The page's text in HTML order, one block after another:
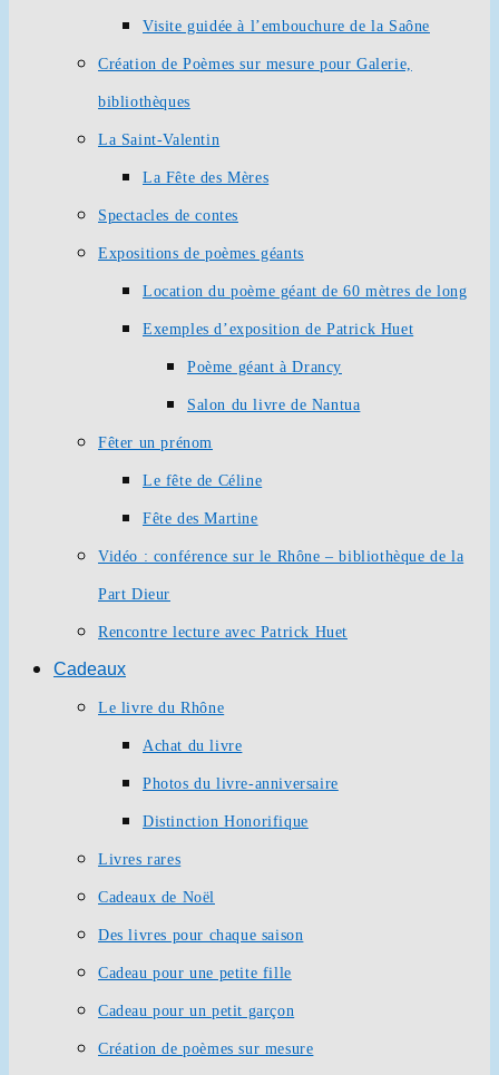
Visite guidée à l’embouchure de la Saône
Création de Poèmes sur mesure pour Galerie,
bibliothèques
La Saint-Valentin
La Fête des Mères
Spectacles de contes
Expositions de poèmes géants
Location du poème géant de 60 mètres de long
Exemples d’exposition de Patrick Huet
Poème géant à Drancy
Salon du livre de Nantua
Fêter un prénom
Le fête de Céline
Fête des Martine
Vidéo : conférence sur le Rhône – bibliothèque de la
Part Dieur
Rencontre lecture avec Patrick Huet
Cadeaux
Le livre du Rhône
Achat du livre
Photos du livre-anniversaire
Distinction Honorifique
Livres rares
Cadeaux de Noël
Des livres pour chaque saison
Cadeau pour une petite fille
Cadeau pour un petit garçon
Création de poèmes sur mesure